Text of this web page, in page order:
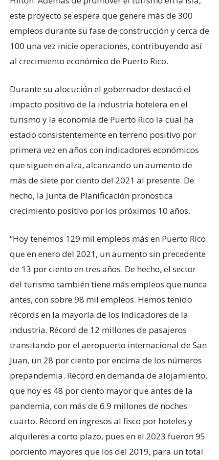
este proyecto se espera que genere más de 300
empleos durante su fase de construcción y cerca de
100 una vez inicie operaciones, contribuyendo así
al crecimiento económico de Puerto Rico.
Durante su alocución el gobernador destacó el
impacto positivo de la industria hotelera en el
turismo y la economía de Puerto Rico la cual ha
estado consistentemente en terreno positivo por
primera vez en años con indicadores económicos
que siguen en alza, alcanzando un aumento de
más de siete por ciento del 2021 al presente. De
hecho, la Junta de Planificación pronostica
crecimiento positivo por los próximos 10 años.
“Hoy tenemos 129 mil empleos más en Puerto Rico
que en enero del 2021, un aumento sin precedente
de 13 por ciento en tres años. De hecho, el sector
del turismo también tiene más empleos que nunca
antes, con sobre 98 mil empleos. Hemos tenido
récords en la mayoría de los indicadores de la
industria. Récord de 12 millones de pasajeros
transitando por el aeropuerto internacional de San
Juan, un 28 por ciento por encima de los números
prepandemia. Récord en demanda de alojamiento,
que hoy es 48 por ciento mayor que antes de la
pandemia, con más de 6.9 millones de noches
cuarto. Récord en ingresos al fisco por hoteles y
alquileres a corto plazo, pues en el 2023 fueron 95
porciento mayores que los del 2019, para un total